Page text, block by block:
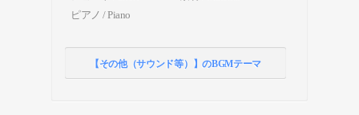
ピアノ / Piano
【その他（サウンド等）】のBGMテーマ